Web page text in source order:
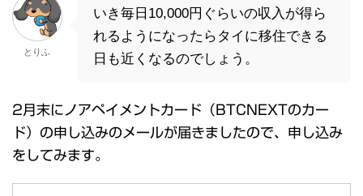
とりふ
いき毎日10,000円ぐらいの収入が得ら
れるようになったらタイに移住できる
日も近くなるのでしょう。
2月末にノアペイメントカード（BTCNEXTのカー
ド）の申し込みのメールが届きましたので、申し込み
をしてみます。